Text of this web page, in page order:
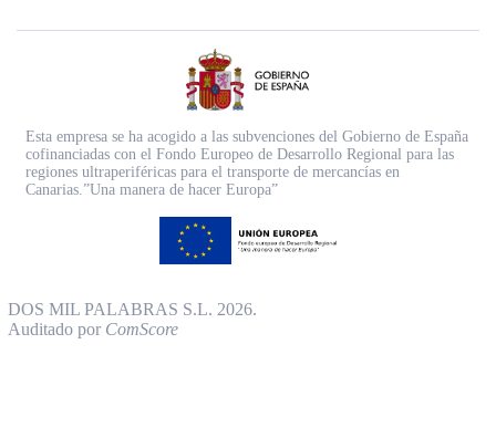
Esta empresa se ha acogido a las subvenciones del Gobierno de España
cofinanciadas con el Fondo Europeo de Desarrollo Regional para las
regiones ultraperiféricas para el transporte de mercancías en
Canarias.”Una manera de hacer Europa”
DOS MIL PALABRAS S.L. 2026.
Auditado por ComScore